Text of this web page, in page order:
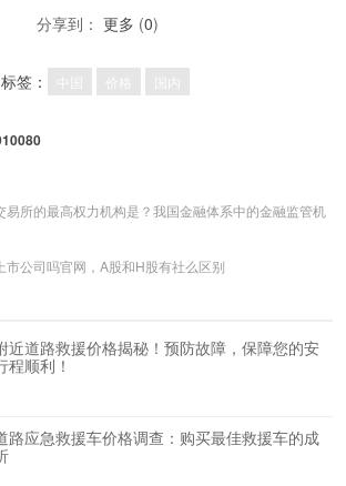
分享到： 更多 (0)
标签： 中国 价格
易所的最高权力机构是？我国金融体系中的金融监管机
市公司吗官网，A股和H股有社么区别
近道路救援价格揭秘！预防故障，保障您的安
程顺利！
路应急救援车价格调查：购买最佳救援车的成